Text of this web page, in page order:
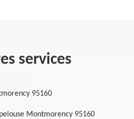
services
95160
Montmorency 95160